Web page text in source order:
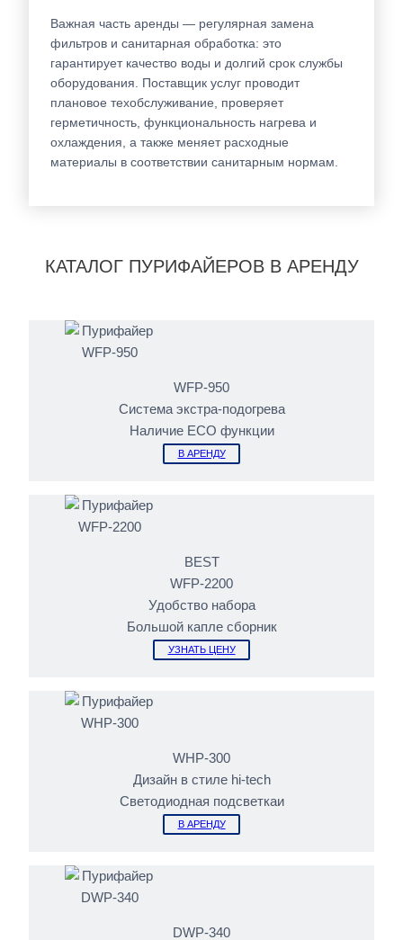
Важная часть аренды — регулярная замена
фильтров и санитарная обработка: это
гарантирует качество воды и долгий срок службы
оборудования. Поставщик услуг проводит
плановое техобслуживание, проверяет
герметичность, функциональность нагрева и
охлаждения, а также меняет расходные
материалы в соответствии санитарным нормам.
КАТАЛОГ ПУРИФАЙЕРОВ В АРЕНДУ
WFP-950
Система экстра-подогрева
Наличие ЕСО функции
В АРЕНДУ
BEST
WFP-2200
Удобство набора
Большой капле сборник
УЗНАТЬ ЦЕНУ
WHP-300
Дизайн в стиле hi-tech
Светодиодная подсветкаи
В АРЕНДУ
DWP-340